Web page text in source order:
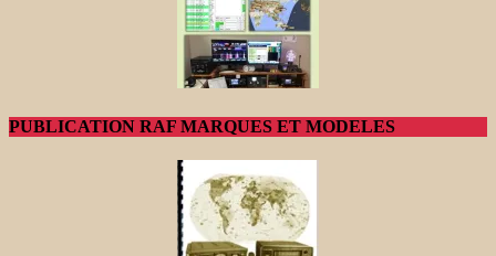
PUBLICATION RAF MARQUES ET MODELES